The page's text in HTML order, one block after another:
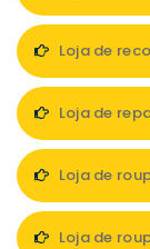
Loja de
Loja de
Loja de
Loja de